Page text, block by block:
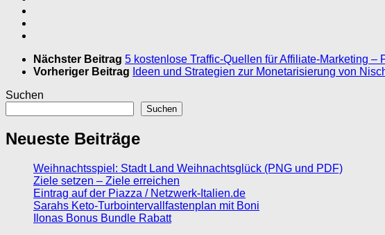
Nächster Beitrag 5 kostenlose Traffic-Quellen für Affiliate-Marketing –
Vorheriger Beitrag Ideen und Strategien zur Monetarisierung von
Suchen
Suchen
Neueste Beiträge
Weihnachtsspiel: Stadt Land Weihnachtsglück (PNG und PDF)
Ziele setzen – Ziele erreichen
Eintrag auf der Piazza / Netzwerk-Italien.de
Sarahs Keto-Turbointervallfastenplan mit Boni
Ilonas Bonus Bundle Rabatt